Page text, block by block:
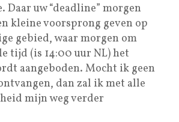
Daar uw “deadline” morgen
kleine voorsprong geven op
gebied, waar morgen om
tijd (is 14:00 uur NL) het
aangeboden. Mocht ik geen
dan zal ik met alle
mijn weg verder